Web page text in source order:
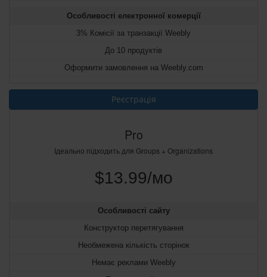
Особливості електронної комерції
3% Комісії за транзакції Weebly
До 10 продуктів
Оформити замовлення на Weebly.com
Реєстрація
Pro
Ідеально підходить для Groups + Organizations
$13.99/мо
Особливості сайту
Конструктор перетягування
Необмежена кількість сторінок
Немає реклами Weebly